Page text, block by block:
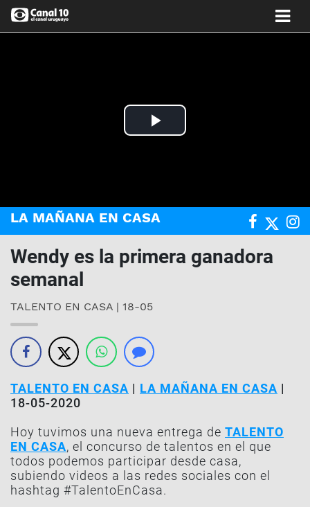
Play
LA MAÑANA EN CASA
Wendy es la primera ganadora
semanal
TALENTO EN CASA | 18-05
TALENTO EN CASA | LA MAÑANA EN CASA |
18-05-2020
Hoy tuvimos una nueva entrega de TALENTO
EN CASA, el concurso de talentos en el que
todos podemos participar desde casa,
subiendo videos a las redes sociales con el
hashtag #TalentoEnCasa.